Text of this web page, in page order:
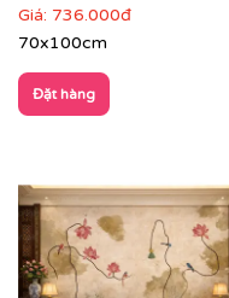
Giá: 736.000đ
70x100cm
Đặt hàng